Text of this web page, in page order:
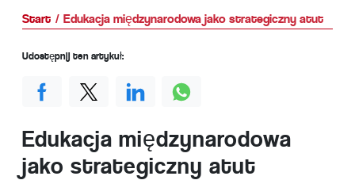
Start Edukacja międzynarodowa jako strategiczny atut
Edukacja międzynarodowa
jako strategiczny atut
Udostępnij ten artykuł: